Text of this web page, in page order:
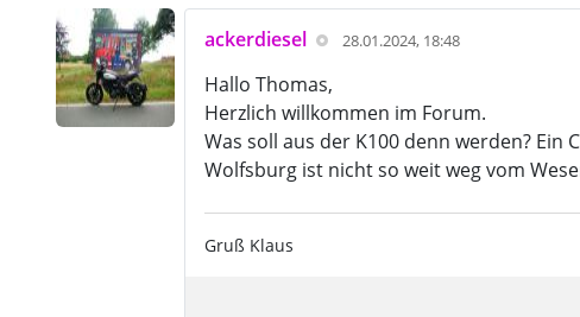
ackerdiesel 28.01.2024, 18:48
Hallo Thomas,
Herzlich willkommen im Forum.
Was soll aus der K100 denn werden? Ein
Wolfsburg ist nicht so weit weg vom
Gruß Klaus